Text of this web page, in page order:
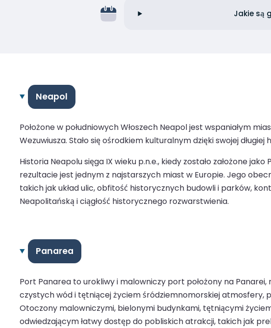
Jakie są
Neapol
Położone w południowych Włoszech Neapol jest wspaniałym
Wezuwiusza. Stało się ośrodkiem kulturalnym dzięki swojej
Historia Neapolu sięga IX wieku p.n.e., kiedy zostało założone
rezultacie jest jednym z najstarszych miast w Europie. Jego
takich jak układ ulic, obfitość historycznych budowli i parków,
Neapolitańską i ciągłość historycznego rozwarstwienia.
Panarea
Port Panarea to urokliwy i malowniczy port położony na Panarei,
czystych wód i tętniącej życiem śródziemnomorskiej atmosfery,
Otoczony malowniczymi, bielonymi budynkami, tętniącymi
odwiedzającym łatwy dostęp do pobliskich atrakcji, takich jak